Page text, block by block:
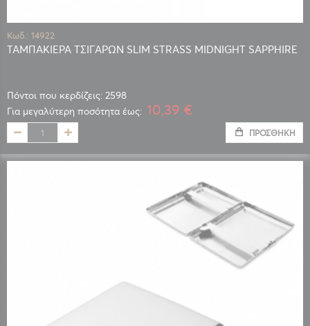
Κωδ.: 14922
ΤΑΜΠΑΚΙΕΡΑ ΤΣΙΓΑΡΩΝ SLIM STRASS MIDNIGHT SAPPHIRE
Πόντοι που κερδίζεις: 2598
Για μεγαλύτερη ποσότητα έως: 10,39 €
ΠΡΟΣΘΉΚΗ